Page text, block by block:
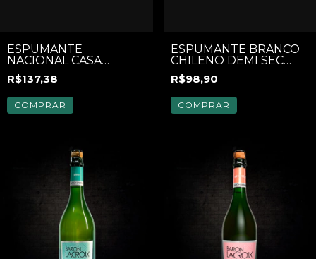
ESPUMANTE
NACIONAL CASA
PEDRUCCI RESERVA
BRUT 750ML
R$137,38
COMPRAR
ESPUMANTE BRANCO
CHILENO DEMI SEC
"BARON LACROIX"
DOURADO
R$98,90
COMPRAR